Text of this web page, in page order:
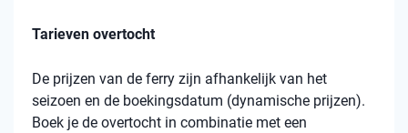
Tarieven overtocht
De prijzen van de ferry zijn afhankelijk van het
seizoen en de boekingsdatum (dynamische prijzen).
Boek je de overtocht in combinatie met een